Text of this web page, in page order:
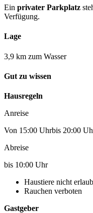
Ein privater Parkplatz
Verfügung.
Lage
3,9 km zum Wasser
Gut zu wissen
Hausregeln
Anreise
Von 15:00 Uhrbis 20:00
Abreise
bis 10:00 Uhr
Haustiere nicht
Rauchen verboten
Gastgeber